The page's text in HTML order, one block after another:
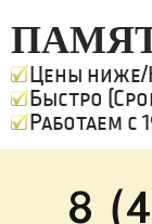
Цены ниже/
Быстро
Работаем с
8